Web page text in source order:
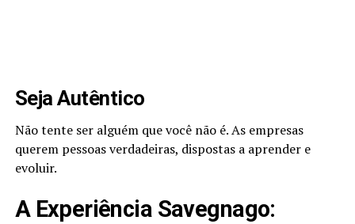
Seja Autêntico
Não tente ser alguém que você não é. As empresas
querem pessoas verdadeiras, dispostas a aprender e
evoluir.
A Experiência Savegnago: